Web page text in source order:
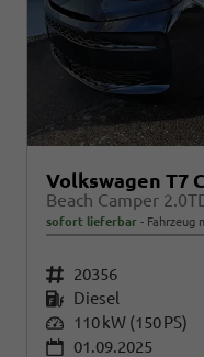
Volkswagen T7
Beach Camper
sofort lieferbar Fahrzeug
Fahrzeugnr. 20356
Kraftstoff Diesel
Leistung 110 kW (150 PS)
01.09.2025